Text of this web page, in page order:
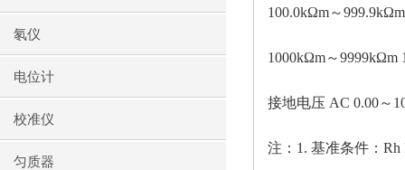
氡仪
电位计
校准仪
匀质器
100.0kΩm～
1000kΩm～9999kΩm
接地电压 AC 0.00～
注： 1. 基准条件：